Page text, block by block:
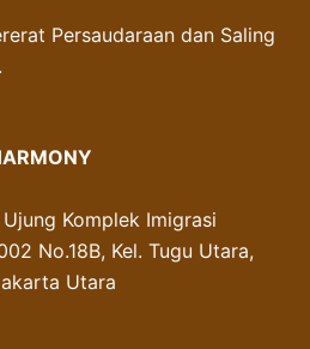
Persaudaraan dan Saling
Komplek Imigrasi
No.18B, Kel. Tugu Utara,
Utara